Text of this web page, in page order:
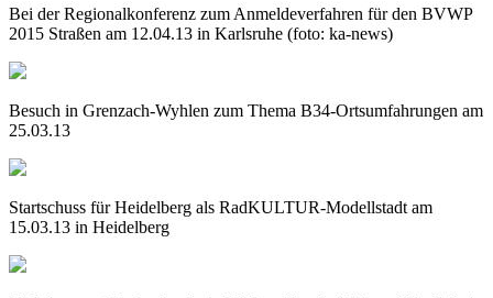
Bei der Regionalkonferenz zum Anmeldeverfahren für den BVWP
2015 Straßen am 12.04.13 in Karlsruhe (foto: ka-news)
Besuch in Grenzach-Wyhlen zum Thema B34-Ortsumfahrungen am
25.03.13
Startschuss für Heidelberg als RadKULTUR-Modellstadt am
15.03.13 in Heidelberg